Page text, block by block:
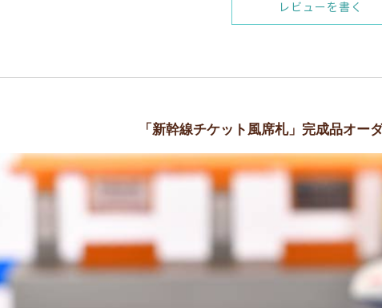
レビューを書く
「新幹線チケット風席札」完成品オー